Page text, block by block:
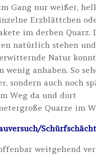
Gang nur weißer,
Erzblättchen
im derben Quarz.
natürlich stehen
Natur
wenig anhaben. So
sondern auch noch
Weg da und dort
Quarze im
weitgehend